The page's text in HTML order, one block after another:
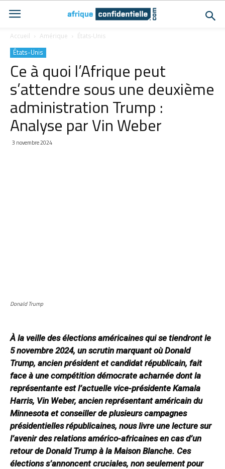
Accueil Amérique États-Unis
États-Unis
Ce à quoi l’Afrique peut
s’attendre sous une deuxième
administration Trump :
Analyse par Vin Weber
3 novembre 2024
Donald Trump
À la veille des élections américaines qui se tiendront le
5 novembre 2024, un scrutin marquant où Donald
Trump, ancien président et candidat républicain, fait
face à une compétition démocrate acharnée dont la
représentante est l’actuelle vice-présidente Kamala
Harris, Vin Weber, ancien représentant américain du
Minnesota et conseiller de plusieurs campagnes
présidentielles républicaines, nous livre une lecture sur
l’avenir des relations américo-africaines en cas d’un
retour de Donald Trump à la Maison Blanche. Ces
élections s’annoncent cruciales, non seulement pour